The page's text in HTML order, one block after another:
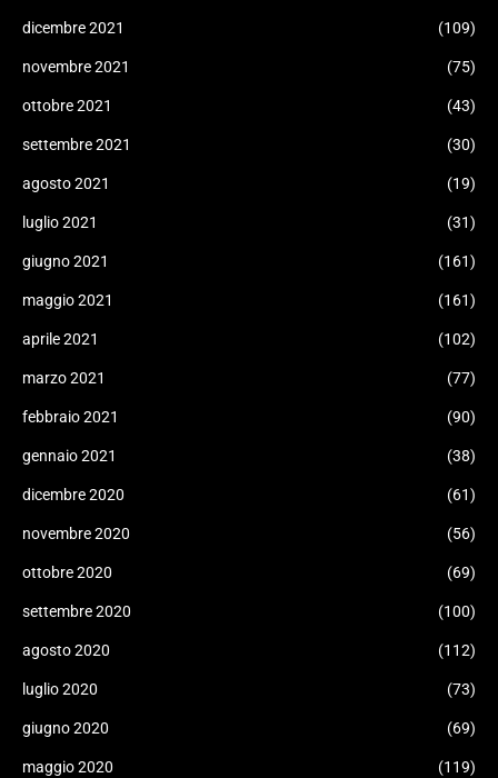
dicembre 2021 (109)
novembre 2021 (75)
ottobre 2021 (43)
settembre 2021 (30)
agosto 2021 (19)
luglio 2021 (31)
giugno 2021 (161)
maggio 2021 (161)
aprile 2021 (102)
marzo 2021 (77)
febbraio 2021 (90)
gennaio 2021 (38)
dicembre 2020 (61)
novembre 2020 (56)
ottobre 2020 (69)
settembre 2020 (100)
agosto 2020 (112)
luglio 2020 (73)
giugno 2020 (69)
maggio 2020 (119)